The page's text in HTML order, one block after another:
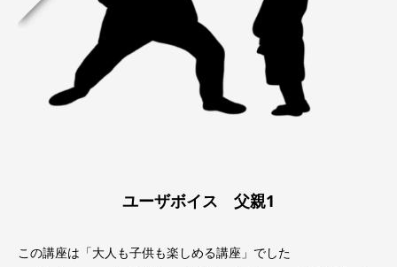
ユーザボイス 父親1
この講座は「大人も子供も楽しめる講座」でした